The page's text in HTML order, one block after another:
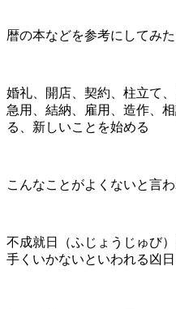
暦の本などを参考にしてみた
婚礼、開店、契約、柱立て
急用、結納、雇用、造作、
る、新しいことを始める
こんなことがよくないと言わ
不成就日（ふじょうじゅび
手くいかないといわれる凶日